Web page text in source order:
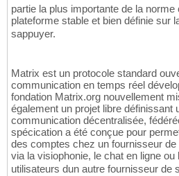
partie la plus importante de la
plateforme stable et bien définie sur
sappuyer.
Matrix est un protocole standard
communication en temps réel
fondation Matrix.org nouvellement
également un projet libre définissant
communication décentralisée,
spécication a été conçue pour
des comptes chez un fournisseur
via la visiophonie, le chat en ligne ou
utilisateurs dun autre fournisseur